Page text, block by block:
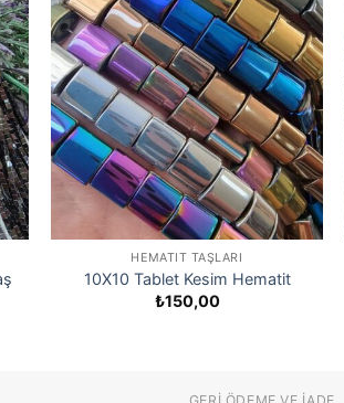
HEMATIT TAŞLARI
10X10 Tablet Kesim Hematit
₺150,00